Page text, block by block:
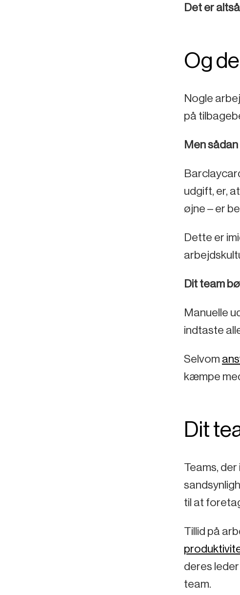
Det er
Og
Nogle
på
Men
udgift, er,
øjne – er
Dette er
Dit team
Manuelle
indtaste
Selvom
kæmpe
Dit
Teams,
til at
Tillid på
deres
team.